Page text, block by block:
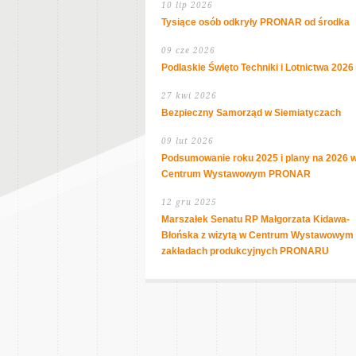
10 lip 2026
Tysiące osób odkryły PRONAR od środka
09 cze 2026
Podlaskie Święto Techniki i Lotnictwa 2026
27 kwi 2026
Bezpieczny Samorząd w Siemiatyczach
09 lut 2026
Podsumowanie roku 2025 i plany na 2026
Centrum Wystawowym PRONAR
12 gru 2025
Marszałek Senatu RP Małgorzata Kidawa-
Błońska z wizytą w Centrum Wystawowym
zakładach produkcyjnych PRONARU